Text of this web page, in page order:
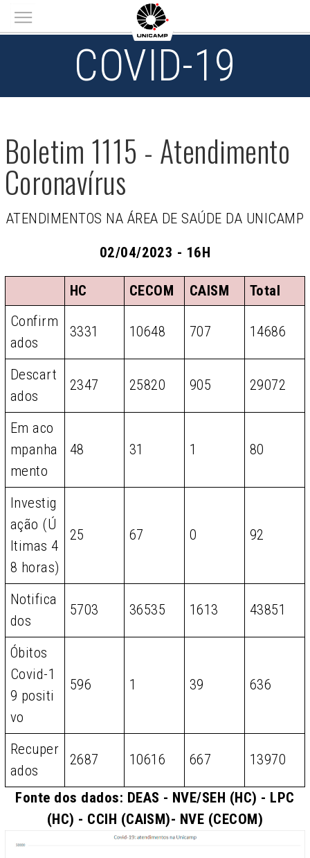
Main menu
COVID-19
Boletim 1115 - Atendimento
Coronavírus
ATENDIMENTOS NA ÁREA DE SAÚDE DA UNICAMP
02/04/2023 - 16H
HC CECOM CAISM
Total
Confirm
ados
3331 10648 707 14686
Descart
ados
2347 25820 905 29072
Em aco
mpanha
mento
48 31 1 80
Investig
ação (Ú
ltimas 4
8 horas)
25 67 0 92
Notifica
dos
5703 36535 1613 43851
Óbitos
Covid-1
9 positi
vo
596 1 39 636
Recuper
ados
2687 10616 667 13970
Fonte dos dados: DEAS - NVE/SEH (HC) - LPC
(HC) - CCIH (CAISM)- NVE (CECOM)